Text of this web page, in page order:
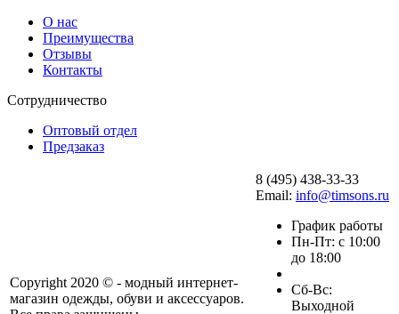
О нас
Преимущества
Отзывы
Контакты
Сотрудничество
Оптовый отдел
Предзаказ
Copyright 2020 © - модный интернет-
магазин одежды, обуви и аксессуаров.
8 (495) 438-33-33
Email: info@timsons.ru
График работы
Пн-Пт: с 10:00
до 18:00
Cб-Вс:
Выходной